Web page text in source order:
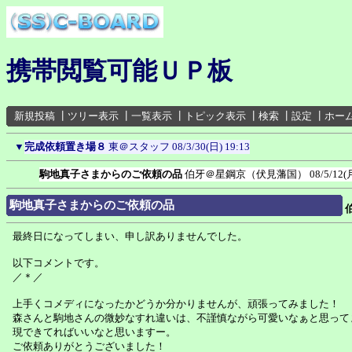
携帯閲覧可能ＵＰ板
新規投稿 ツリー表示 一覧表示 トピック表示 検索 設定 ホー
▼ 完成依頼置き場８ 東＠スタッフ 08/3/30(日) 19:13
駒地真子さまからのご依頼の品 伯牙＠星鋼京（伏見藩国） 08/5/12(
駒地真子さまからのご依頼の品
最終日になってしまい、申し訳ありませんでした。
以下コメントです。
／＊／
上手くコメディになったかどうか分かりませんが、頑張ってみました！
森さんと駒地さんの微妙なすれ違いは、不謹慎ながら可愛いなぁと思っ
現できてればいいなと思いますー。
ご依頼ありがとうございました！